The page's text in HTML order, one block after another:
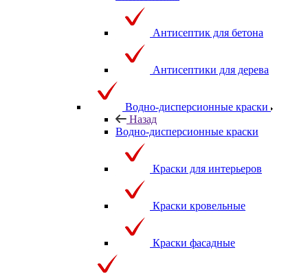
Антисептик для бетона
Антисептики для дерева
Водно-дисперсионные краски
Назад
Водно-дисперсионные краски
Краски для интерьеров
Краски кровельные
Краски фасадные